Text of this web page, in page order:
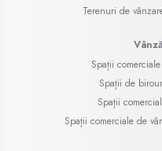
Terenuri de
Spații
Spații de
Spații
Spații comerciale de